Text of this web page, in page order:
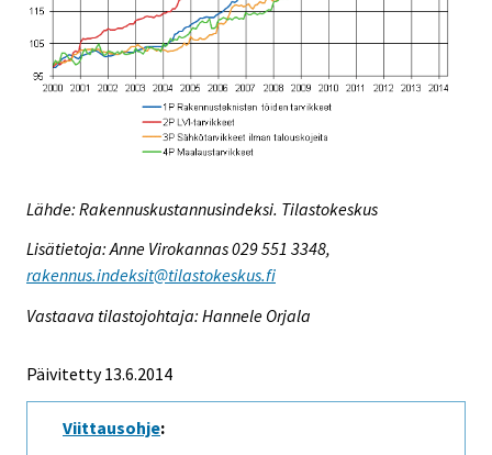
Lähde: Rakennuskustannusindeksi. Tilastokeskus
Lisätietoja: Anne Virokannas 029 551 3348,
rakennus.indeksit@tilastokeskus.fi
Vastaava tilastojohtaja: Hannele Orjala
Päivitetty 13.6.2014
Viittausohje: